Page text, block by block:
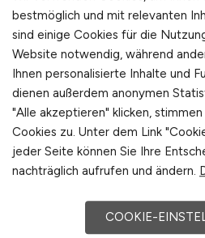
Arbeiten in der Nähe von
Würselen, Stolberg,
Nordrhein-Westfalen,
Universitäten/Hochschulen:
Rheinisch-Westfälische
Aachen (RWTH)
Beliebte Jobs in
Aachen/
Logistik, Maschinenbau,
und Soziales,
Umwelttechnologie,
bestmöglich und mit relevanten
sind einige Cookies für die
Website notwendig, während
Ihnen personalisierte Inhalte und
dienen außerdem anonymen
"Alle akzeptieren" klicken,
Cookies zu. Unter dem Link
jeder Seite können Sie Ihre
nachträglich aufrufen und ändern.
COOKIE-